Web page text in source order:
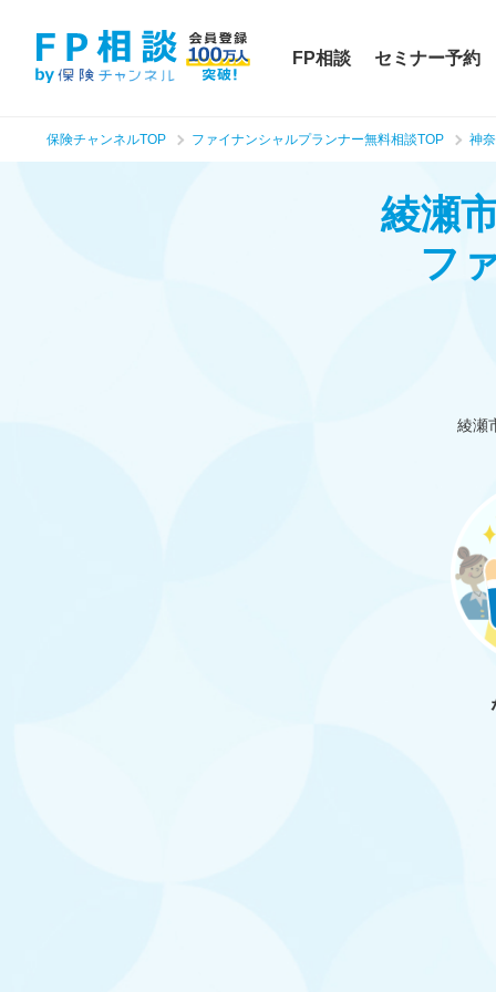
FP相談 セミナー予約
保険チャンネルTOP ファイナンシャルプランナー無料相談TOP 神
綾瀬
フ
綾瀬